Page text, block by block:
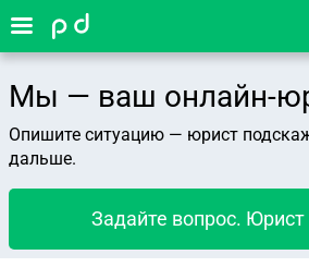
Мы — ваш онлайн-
Опишите ситуацию — юрист
дальше.
Задайте вопрос.